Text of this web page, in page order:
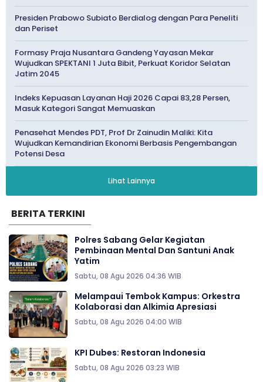
Presiden Prabowo Subiato Berdialog dengan Para Peneliti
dan Periset
Formasy Praja Nusantara Gandeng Yayasan Mekar
Wujudkan SPEKTANI 1 Juta Bibit, Perkuat Koridor Selatan
Jatim 2045
Indeks Kepuasan Layanan Haji 2026 Capai 83,28 Persen,
Masuk Kategori Sangat Memuaskan
Penasehat Mendes PDT, Prof Dr Zainudin Maliki: Kita
Wujudkan Kemandirian Ekonomi Berbasis Pengembangan
Potensi Desa
Lihat Lainnya
BERITA TERKINI
Polres Sabang Gelar Kegiatan
Pembinaan Mental Dan Santuni Anak
Yatim
Sabtu, 08 Agu 2026 04:36 WIB
Melampaui Tembok Kampus: Orkestra
Kolaborasi dan Alkimia Apresiasi
Sabtu, 08 Agu 2026 04:00 WIB
KPI Dubes: Restoran Indonesia
Sabtu, 08 Agu 2026 03:23 WIB